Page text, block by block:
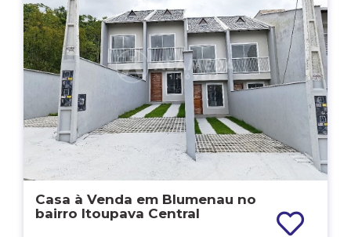
Casa à Venda em Blumenau no
bairro Itoupava Central